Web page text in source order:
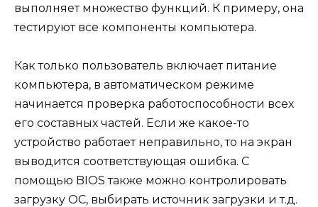
выполняет множество функций. К примеру, она
тестируют все компоненты компьютера.
Как только пользователь включает питание
компьютера, в автоматическом режиме
начинается проверка работоспособности всех
его составных частей. Если же какое-то
устройство работает неправильно, то на экран
выводится соответствующая ошибка. С
помощью BIOS также можно контролировать
загрузку ОС, выбирать источник загрузки и т.д.